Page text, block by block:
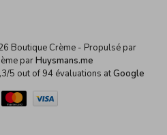
Boutique Crème - Propulsé par
parHuysmans.me
/5 out of94 évaluations atGoogle